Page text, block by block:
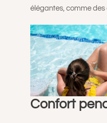
élégantes, comme des
Confort